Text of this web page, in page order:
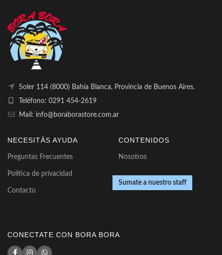
Soler 114 (8000) Bahía Blanca, Provincia de Buenos Aires.
Teléfono: 0291 454-2619
Mail: info@boraborastore.com.ar
NECESITÁS AYUDA
Preguntas Frecuentes
Política de privacidad
Contacto
CONTENIDOS
Nosotros
Sumate a nuestro staff
CONECTATE CON BORA BORA